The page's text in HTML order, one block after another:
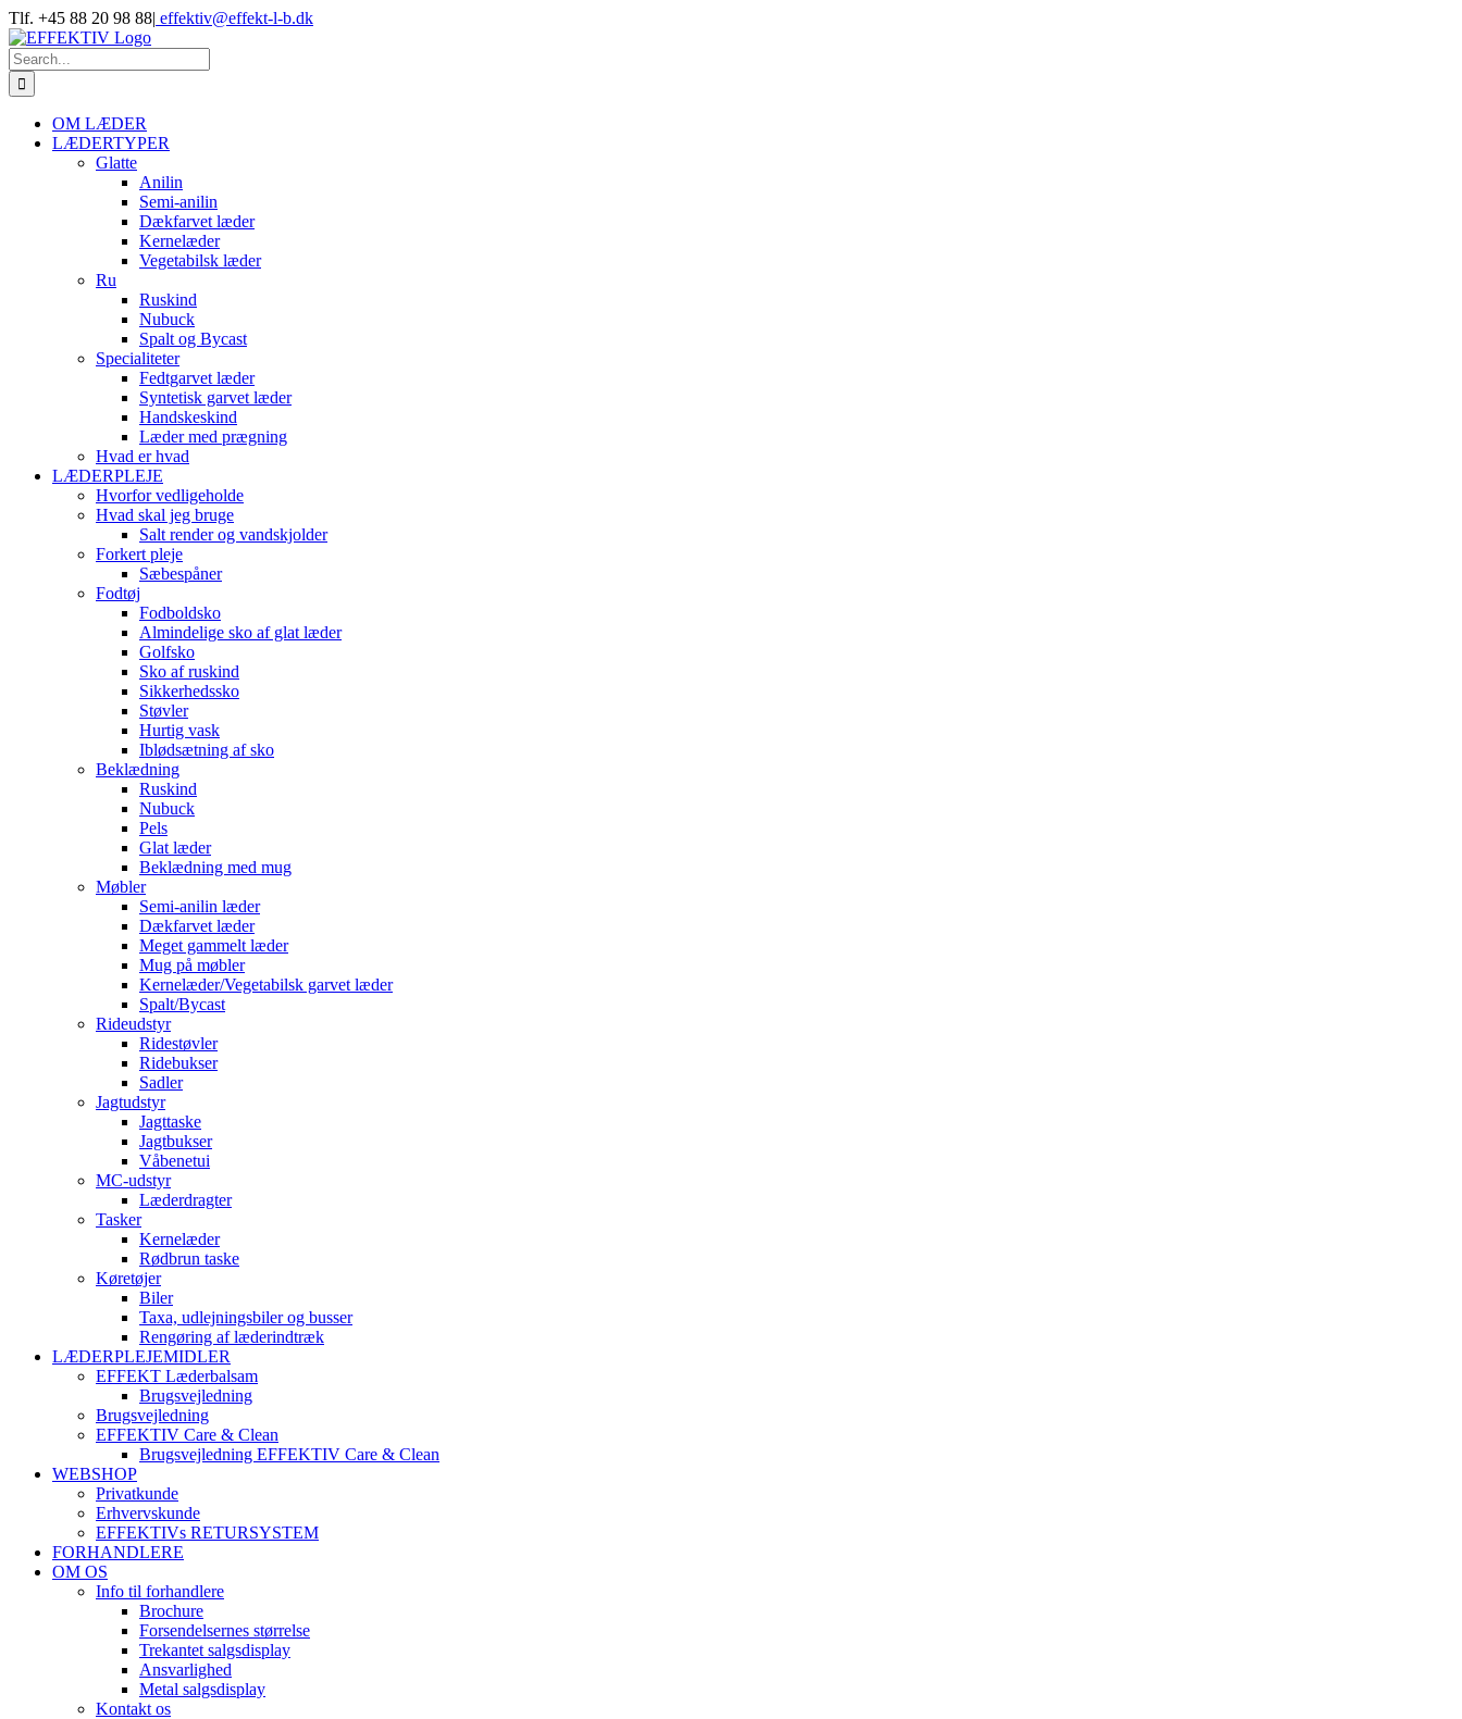
Skip
to
content
Tlf. +45 88 20 98 88| effektiv@effekt-l-b.dk
Search
for:
OM LÆDER
LÆDERTYPER
Glatte
Anilin
Semi-anilin
Dækfarvet læder
Kernelæder
Vegetabilsk læder
Ru
Ruskind
Nubuck
Spalt og Bycast
Specialiteter
Fedtgarvet læder
Syntetisk garvet læder
Handskeskind
Læder med prægning
Hvad er hvad
LÆDERPLEJE
Hvorfor vedligeholde
Hvad skal jeg bruge
Salt render og vandskjolder
Forkert pleje
Sæbespåner
Fodtøj
Fodboldsko
Almindelige sko af glat læder
Golfsko
Sko af ruskind
Sikkerhedssko
Støvler
Hurtig vask
Iblødsætning af sko
Beklædning
Ruskind
Nubuck
Pels
Glat læder
Beklædning med mug
Møbler
Semi-anilin læder
Dækfarvet læder
Meget gammelt læder
Mug på møbler
Kernelæder/Vegetabilsk garvet læder
Spalt/Bycast
Rideudstyr
Ridestøvler
Ridebukser
Sadler
Jagtudstyr
Jagttaske
Jagtbukser
Våbenetui
MC-udstyr
Læderdragter
Tasker
Kernelæder
Rødbrun taske
Køretøjer
Biler
Taxa, udlejningsbiler og busser
Rengøring af læderindtræk
LÆDERPLEJEMIDLER
EFFEKT Læderbalsam
Brugsvejledning
Brugsvejledning
EFFEKTIV Care & Clean
Brugsvejledning EFFEKTIV Care & Clean
WEBSHOP
Privatkunde
Erhvervskunde
EFFEKTIVs RETURSYSTEM
FORHANDLERE
OM OS
Info til forhandlere
Brochure
Forsendelsernes størrelse
Trekantet salgsdisplay
Ansvarlighed
Metal salgsdisplay
Kontakt os